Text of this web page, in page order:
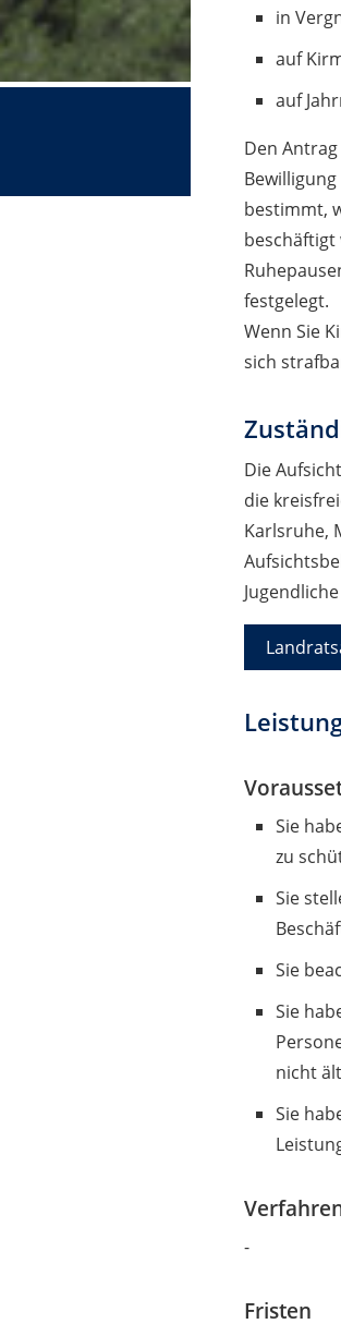
in
auf
auf
Den
bestimmt,
beschäftigt
festgelegt.
Wenn Sie
sich
Die
die
Karlsruhe,
Sie
zu
Sie
Sie
Sie
nicht
Sie
-
Fristen